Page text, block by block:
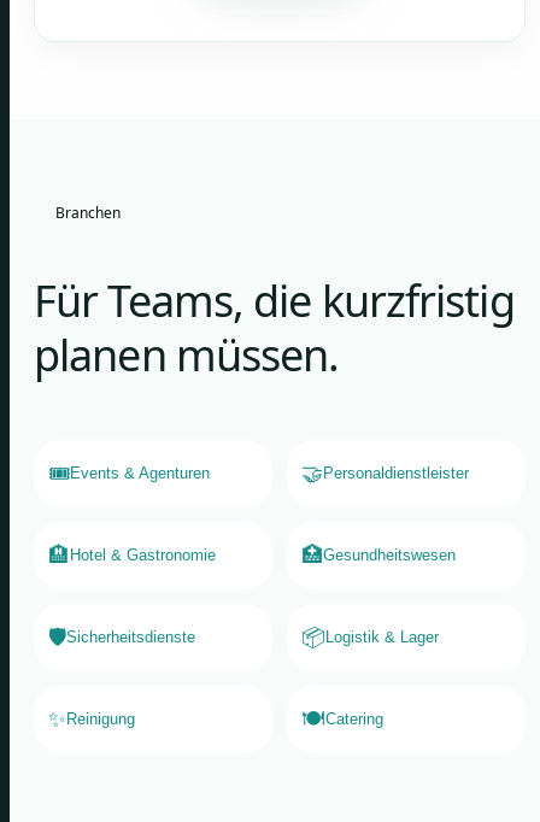
Branchen
Für Teams, die kurzfristig
planen müssen.
🎟️Events & Agenturen 🤝 Personaldienstleister
🏨 Hotel & Gastronomie 🏥Gesundheitswesen
🛡️Sicherheitsdienste 📦 Logistik & Lager
✨ Reinigung 🍽️Catering